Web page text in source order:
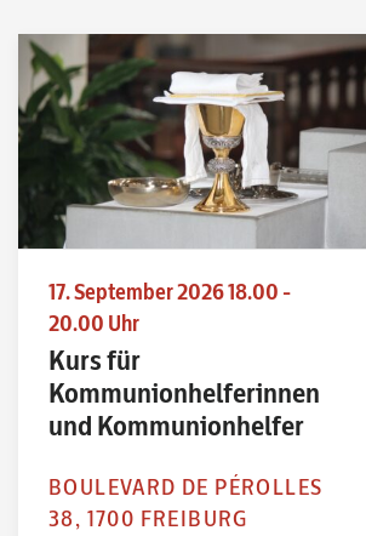
17. September 2026 18.00 -
20.00 Uhr
Kurs für
Kommunionhelferinnen
und Kommunionhelfer
BOULEVARD DE PÉROLLES
38, 1700 FREIBURG